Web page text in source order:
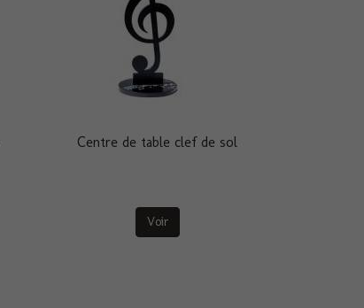
Centre de table clef de sol
Voir